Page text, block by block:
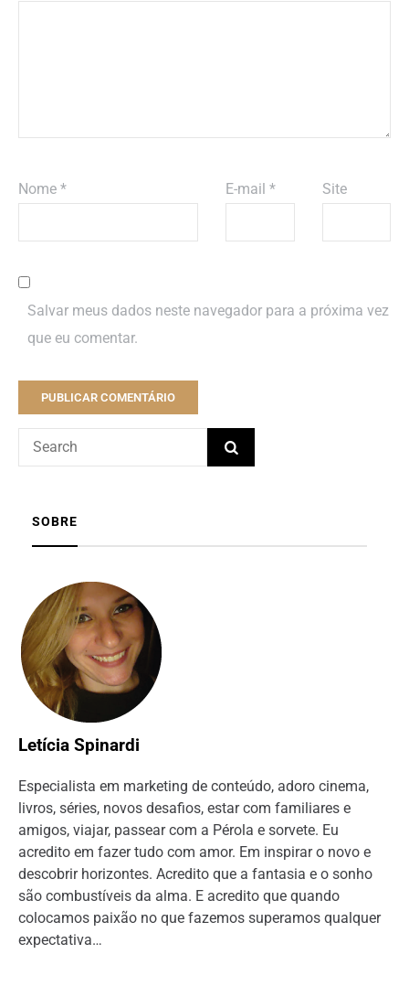
Nome * E-mail * Site
Salvar meus dados neste navegador para a próxima vez
que eu comentar.
SOBRE
Letícia Spinardi
Especialista em marketing de conteúdo, adoro cinema,
livros, séries, novos desafios, estar com familiares e
amigos, viajar, passear com a Pérola e sorvete. Eu
acredito em fazer tudo com amor. Em inspirar o novo e
descobrir horizontes. Acredito que a fantasia e o sonho
são combustíveis da alma. E acredito que quando
colocamos paixão no que fazemos superamos qualquer
expectativa…